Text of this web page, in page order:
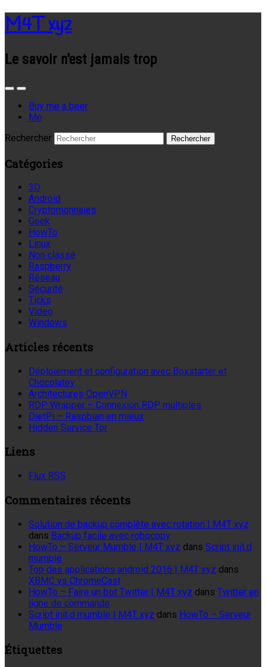
M4T xyz
Le savoir n'est jamais trop
Buy me a beer
Me
Rechercher
Catégories
3D
Android
Cryptomonnaies
Geek
HowTo
Linux
Non classé
Raspberry
Réseau
Sécurité
Ticks
Video
Windows
Articles récents
Déploiement et configuration avec Boxstarter et
Chocolatey
Architectures OpenVPN
RDP Wrapper – Connexion RDP multiples
DietPi – Raspbian en mieux
Hidden Service Tor
Liens
Flux RSS
Commentaires récents
Solution de backup complète avec rotation | M4T xyz
dans Backup facile avec robocopy
HowTo – Serveur Mumble | M4T xyz dans Script init.d
mumble
Top des applications android 2016 | M4T xyz dans
XBMC vs ChromeCast
HowTo – Faire un bot Twitter | M4T xyz dans Twitter en
ligne de commande
Script init.d mumble | M4T xyz dans HowTo – Serveur
Mumble
Étiquettes